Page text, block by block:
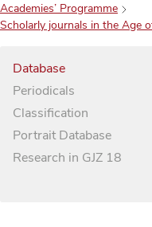
Academies’ Programme
Scholarly journals in the Age
Database
Periodicals
Classification
Portrait Database
Research in GJZ 18